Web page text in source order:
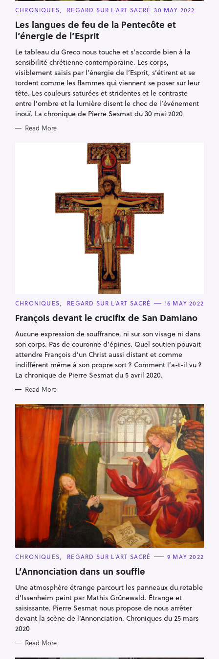
C
T
E
G
O
R
I
E
S
CHRONIQUES REGARD SUR L'ART SACRÉ 30 MAY 2022
Les langues de feu de la Pentecôte et
l’énergie de l’Esprit
Le tableau du Greco nous touche et s’accorde bien à la
sensibilité chrétienne contemporaine. Les corps,
visiblement saisis par l’énergie de l’Esprit, s’étirent et se
tordent comme les flammes qui viennent se poser sur leur
tête. Les couleurs saturées et stridentes et le contraste
entre l’ombre et la lumière disent le choc de l’événement
inouï. La chronique de Pierre Sesmat du 30 mai 2020
Read More
C
T
E
O
I
E
S
CHRONIQUES REGARD SUR L'ART SACRÉ 16 MAY 2022
François devant le crucifix de San Damiano
Aucune expression de souffrance, ni sur son visage ni dans
son corps. Pas de couronne d’épines. Quel soutien pouvait
attendre François d’un Christ aussi distant et comme
indifférent même à son propre sort ? Comment l’a-t-il vu ?
La chronique de Pierre Sesmat du 5 avril 2020.
Read More
C
T
E
O
R
I
E
S
CHRONIQUES REGARD SUR L'ART SACRÉ 9 MAY 2022
L’Annonciation dans un souffle
Une atmosphère étrange parcourt les panneaux du retable
d’Issenheim peint par Mathis Grünewald. Étrange et
saisissante. Pierre Sesmat nous propose de nous arrêter
devant la scène de l’Annonciation. Chroniques du 25 mars
2020
Read More